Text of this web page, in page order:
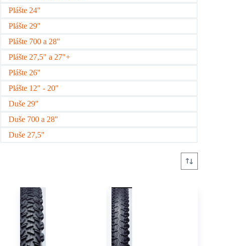
Plášte 24"
Plášte 29"
Plášte 700 a 28"
Plášte 27,5" a 27"+
Plášte 26"
Plášte 12" - 20"
Duše 29"
Duše 700 a 28"
Duše 27,5"